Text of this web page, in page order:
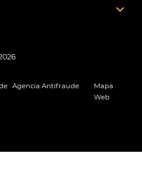
Agencia Antifraude
Mapa
Web